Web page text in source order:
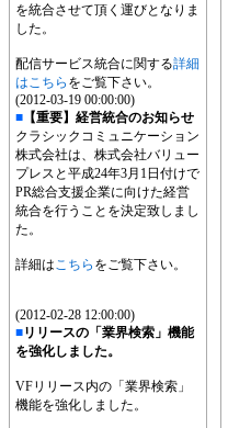
を統合させて頂く運びとなりま
した。
配信サービス統合に関する詳細
はこちら をご覧下さい。
(2012-03-19 00:00:00)
■ 【重要】経営統合のお知らせ
クラシックコミュニケーション
株式会社は、株式会社バリュー
プレスと平成24年3月1日付けで
PR総合支援企業に向けた経営
統合を行うことを決定致しまし
た。
詳細はこちら をご覧下さい。
(2012-02-28 12:00:00)
■リリースの「業界検索」機能
を強化しました。
VFリリース内の「業界検索」
機能を強化しました。